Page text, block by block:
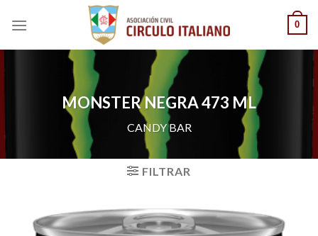
0
MONSTER NEGRA 473 ML
CANDY BAR
FILTRAR